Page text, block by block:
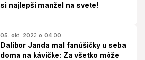
si najlepší manžel na svete!
05. okt. 2023 o 04:00
Dalibor Janda mal fanúšičky u seba
doma na kávičke: Za všetko môže